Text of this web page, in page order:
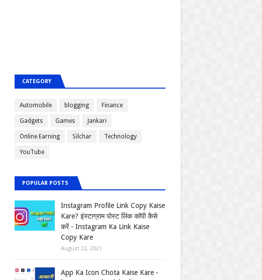
CATEGORY
Automobile blogging Finance
Gadgets Games Jankari
Online Earning Silchar Technology
YouTube
POPULAR POSTS
Instagram Profile Link Copy Kaise
Kare? इंस्टाग्राम पोस्ट लिंक कॉपी कैसे
करें - Instagram Ka Link Kaise
Copy Kare
August 22, 2021
App Ka Icon Chota Kaise Kare -